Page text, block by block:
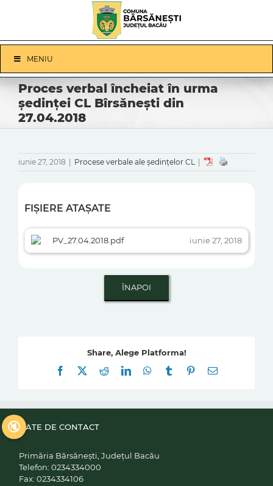
Navigation
MENIU
Proces verbal încheiat în urma
ședinței CL Bîrsănești din
27.04.2018
iunie 27, 2018 Procese verbale ale ședințelor CL
FIȘIERE ATAȘATE
PV_27.04.2018.pdf iunie 27, 2018
Share, Alege Platforma!
Facebook
RedditLinkedInWhatsApp
Tumblr Pinterest
E-
DATE DE CONTACT
Primăria Bârsănești, Județul Bacău
Telefon: 0234334000
Fax: 0234334106
🔇